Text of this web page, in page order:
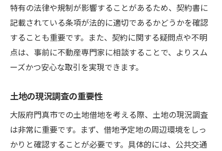
特有の法律や規制が影響することがあるため、契約書に
記載されている条項が法的に適切であるかどうかを確認
することも重要です。また、契約に関する疑問点や不明
点は、事前に不動産専門家に相談することで、よりスム
ーズかつ安心な取引を実現できます。
土地の現況調査の重要性
大阪府門真市での土地借地を考える際、土地の現況調査
は非常に重要です。まず、借地予定地の周辺環境をしっ
かりと確認することが必要です。具体的には、公共交通